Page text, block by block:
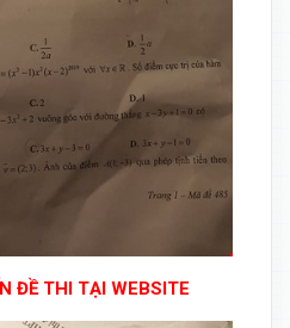
ĐỀ THI TẠI WEBSITE